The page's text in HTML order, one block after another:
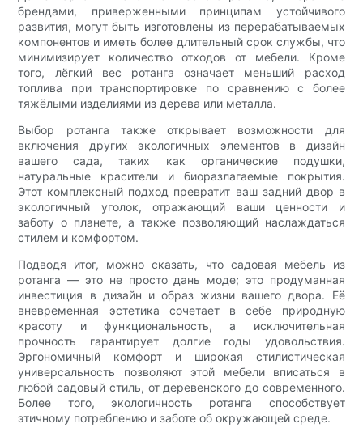
брендами, приверженными принципам устойчивого
развития, могут быть изготовлены из перерабатываемых
компонентов и иметь более длительный срок службы, что
минимизирует количество отходов от мебели. Кроме
того, лёгкий вес ротанга означает меньший расход
топлива при транспортировке по сравнению с более
тяжёлыми изделиями из дерева или металла.
Выбор ротанга также открывает возможности для
включения других экологичных элементов в дизайн
вашего сада, таких как органические подушки,
натуральные красители и биоразлагаемые покрытия.
Этот комплексный подход превратит ваш задний двор в
экологичный уголок, отражающий ваши ценности и
заботу о планете, а также позволяющий наслаждаться
стилем и комфортом.
Подводя итог, можно сказать, что садовая мебель из
ротанга — это не просто дань моде; это продуманная
инвестиция в дизайн и образ жизни вашего двора. Её
вневременная эстетика сочетает в себе природную
красоту и функциональность, а исключительная
прочность гарантирует долгие годы удовольствия.
Эргономичный комфорт и широкая стилистическая
универсальность позволяют этой мебели вписаться в
любой садовый стиль, от деревенского до современного.
Более того, экологичность ротанга способствует
этичному потреблению и заботе об окружающей среде.